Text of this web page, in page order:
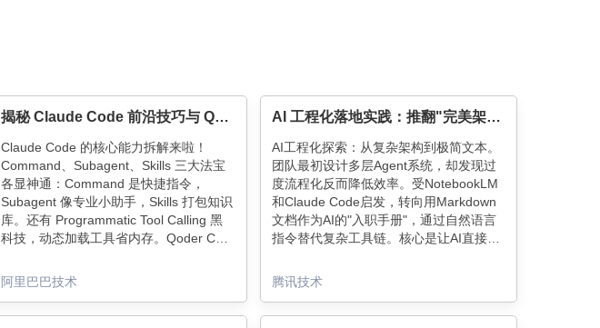
揭秘 Claude Code 前沿技巧与 Qoder CLI 日常开发实战
Claude Code 的核心能力拆解来啦！
Command、Subagent、Skills 三大法宝
各显神通：Command 是快捷指令，
Subagent 像专业小助手，Skills 打包知识
库。还有 Programmatic Tool Calling 黑
科技，动态加载工具省内存。Qoder CLI
开发全搞定，自然语言就能玩转代码。AI
开发新范式，效率直接拉满～
阿里巴巴技术
AI 工程化落地实践：推翻"完美架构"，回归提示词本质
AI工程化探索：从复杂架构到极简文本。
团队最初设计多层Agent系统，却发现过
度流程化反而降低效率。受NotebookLM
和Claude Code启发，转向用Markdown
文档作为AI的"入职手册"，通过自然语言
指令替代复杂工具链。核心是让AI直接读
明：简单提示词+文件记忆+团队知识共
享，比精密架构更高效。关键在于持续记
腾讯技术